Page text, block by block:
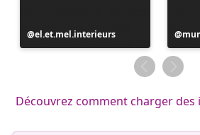
Publication
publiée
el.et.mel.interieurs
par
Découvrez comment charger des